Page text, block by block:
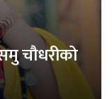
चौधरीको